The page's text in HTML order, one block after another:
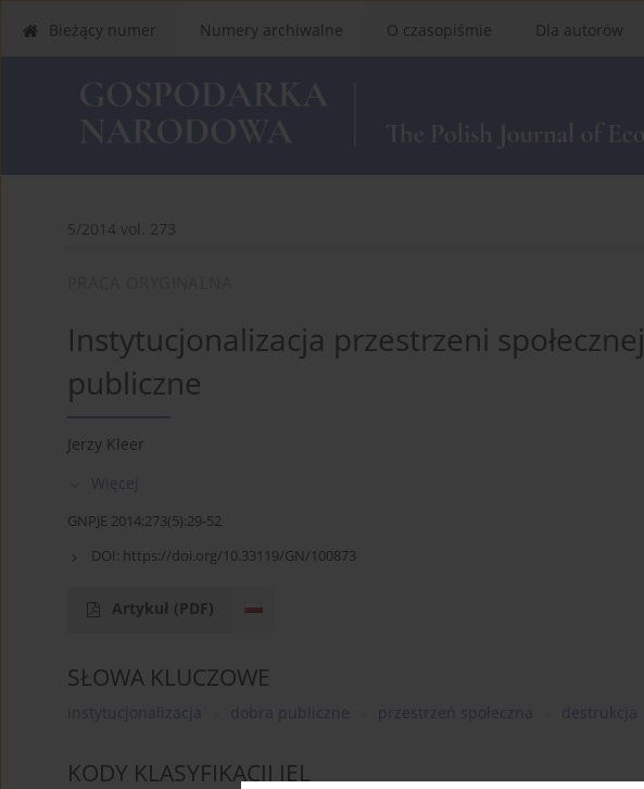
Bieżący numer Numery archiwalne O czasopiśmie Dla autorów
5/2014 vol. 273
Instytucjonalizacja przestrzeni
publiczne
Jerzy Kleer
Więcej
GNPJE 2014;273(5):29-52
DOI: https://doi.org/10.33119/GN/100873
Artykuł (PDF)
SŁOWA KLUCZOWE
instytucjonalizacja dobra publiczne przestrzeń społeczna destrukcja
KODY KLASYFIKACJI JEL